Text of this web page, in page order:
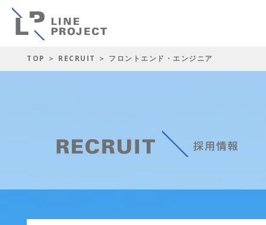
TOP ＞ RECRUIT ＞ フロントエンド・エンジニア